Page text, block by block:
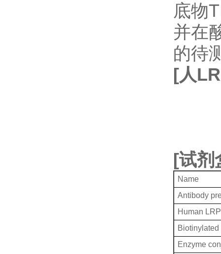
底物
并在
的待
[人
[试剂
Name
Antibody
Human
Enzyme